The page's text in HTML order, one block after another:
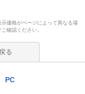
価格がページによって異なる場
確認ください。
る
PC